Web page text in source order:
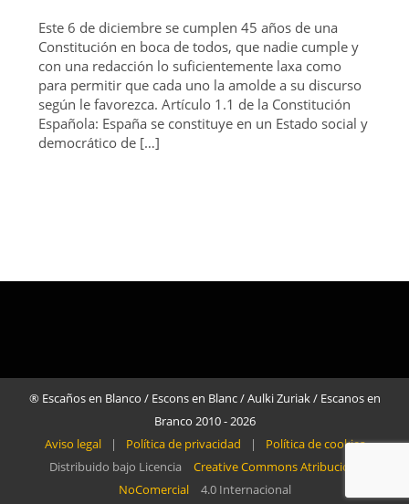
Este 6 de diciembre se cumplen 45 años de una
Constitución en boca de todos, que nadie cumple y
con una redacción lo suficientemente laxa como
para permitir que cada uno la amolde a su discurso
según le favorezca. Artículo 1.1 de la Constitución
Española: España se constituye en un Estado social y
democrático de […]
® Escaños en Blanco / Escons en Blanc / Aulki Zuriak / Escanos en
Branco 2010 - 2026
Aviso legal
| Política de privacidad |
Política de cookies
Distribuido bajo Licencia
Creative Commons Atribución-
NoComercial
4.0 Internacional